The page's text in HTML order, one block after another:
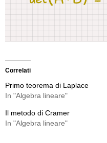
Correlati
Primo teorema di Laplace
In "Algebra lineare"
Il metodo di Cramer
In "Algebra lineare"